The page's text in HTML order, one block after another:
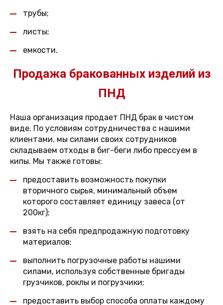
трубы;
листы;
емкости.
Продажа бракованных изделий из
ПНД
Наша организация продает ПНД брак в чистом
виде. По условиям сотрудничества с нашими
клиентами, мы силами своих сотрудников
складываем отходы в биг-беги либо прессуем в
кипы. Мы также готовы:
предоставить возможность покупки
вторичного сырья, минимальный объем
которого составляет единицу завеса (от
200кг);
взять на себя предпродажную подготовку
материалов;
выполнить погрузочные работы нашими
силами, используя собственные бригады
грузчиков, роклы и погрузчики;
предоставить выбор способа оплаты каждому